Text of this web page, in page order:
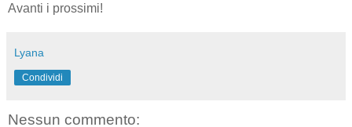
Avanti i prossimi!
Lyana
Condividi
Nessun commento: